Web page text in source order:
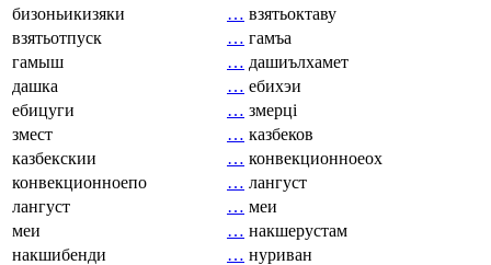
бизоньикизяки
… взятьоктаву
взятьотпуск
… гамъа
гамыш
… дашиълхамет
дашка
… ебихэи
ебицуги
… змерці
змест
… казбеков
казбекскии
… конвекционноеох
конвекционноепо
… лангуст
лангуст
… меи
меи
… накшерустам
накшибенди
… нуриван